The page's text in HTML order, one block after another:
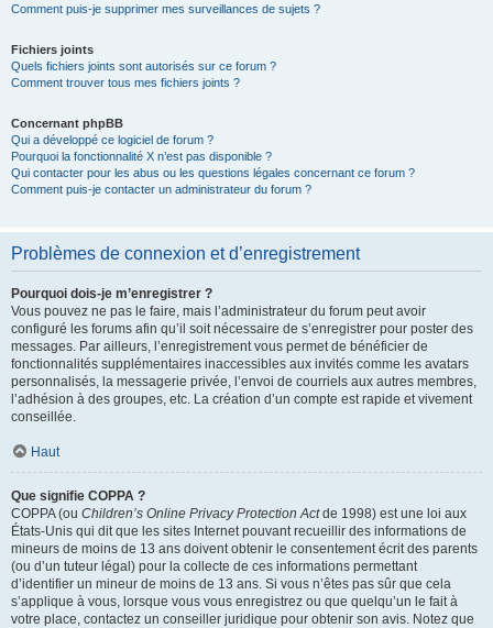
Comment puis-je supprimer mes surveillances de sujets ?
Fichiers joints
Quels fichiers joints sont autorisés sur ce forum ?
Comment trouver tous mes fichiers joints ?
Concernant phpBB
Qui a développé ce logiciel de forum ?
Pourquoi la fonctionnalité X n’est pas disponible ?
Qui contacter pour les abus ou les questions légales concernant ce forum ?
Comment puis-je contacter un administrateur du forum ?
Problèmes de connexion et d’enregistrement
Pourquoi dois-je m’enregistrer ?
Vous pouvez ne pas le faire, mais l’administrateur du forum peut avoir
configuré les forums afin qu’il soit nécessaire de s’enregistrer pour poster des
messages. Par ailleurs, l’enregistrement vous permet de bénéficier de
fonctionnalités supplémentaires inaccessibles aux invités comme les avatars
personnalisés, la messagerie privée, l’envoi de courriels aux autres membres,
l’adhésion à des groupes, etc. La création d’un compte est rapide et vivement
conseillée.
Haut
Que signifie COPPA ?
COPPA (ou Children’s Online Privacy Protection Actde 1998) est une loi aux
États-Unis qui dit que les sites Internet pouvant recueillir des informations de
mineurs de moins de 13 ans doivent obtenir le consentement écrit des parents
(ou d’un tuteur légal) pour la collecte de ces informations permettant
d’identifier un mineur de moins de 13 ans. Si vous n’êtes pas sûr que cela
s’applique à vous, lorsque vous vous enregistrez ou que quelqu’un le fait à
votre place, contactez un conseiller juridique pour obtenir son avis. Notez que